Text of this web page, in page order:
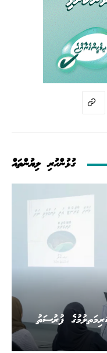
ގުޅުންހުރި ލިޔުންތައް
ލޯނަކަށް ކުރިމަތލުމުގެ ފުރުސަތު